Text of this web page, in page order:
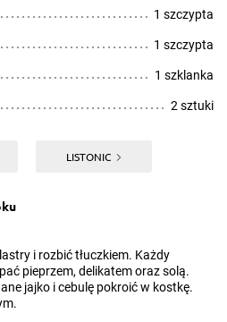
1 szczypta
1 szczypta
1 szklanka
2 sztuki
LISTONIC
i rozbić tłuczkiem. Każdy
pieprzem, delikatem oraz solą.
jajko i cebulę pokroić w kostkę.